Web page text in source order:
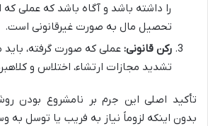
را داشته باشد و آگاه باشد که عملی که
تحصیل مال به صورت غیرقانونی است.
رکن قانونی:
تشدید مجازات ارتشاء، اختلاس و
تأکید اصلی این جرم بر نامشروع بودن
بدون اینکه لزوماً نیاز به فریب یا توسل به